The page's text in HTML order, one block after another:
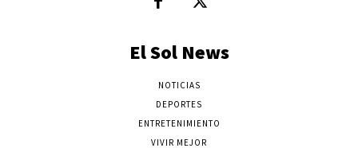
El Sol News
NOTICIAS
DEPORTES
ENTRETENIMIENTO
VIVIR MEJOR